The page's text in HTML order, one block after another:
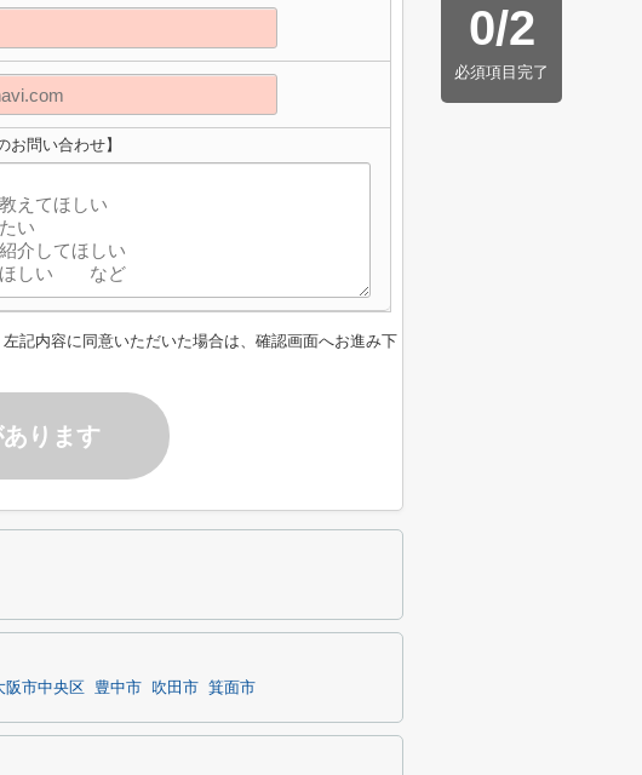
0/2
必須項目完了
お問い合わせ】
記内容に同意いただいた場合は、確認画面へお進み下
ります
阪市中央区 豊中市 吹田市 箕面市